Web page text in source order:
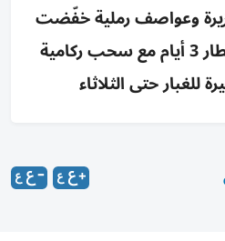
وعواصف رملية خفّضت
الرؤية، واستمرار الأمطار 3 أيام مع سحب ركامية
للغبار حتى الثلاثاء